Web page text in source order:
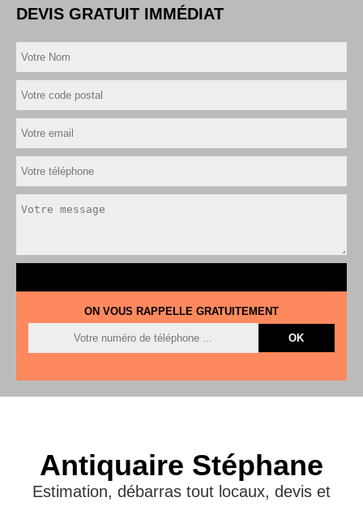
DEVIS GRATUIT IMMÉDIAT
ON VOUS RAPPELLE GRATUITEMENT
Antiquaire Stéphane
Estimation, débarras tout locaux, devis et